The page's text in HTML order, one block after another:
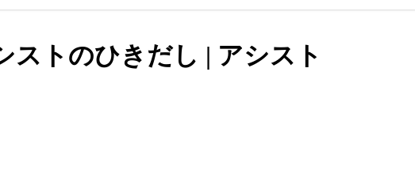
ストのひきだし | アシスト